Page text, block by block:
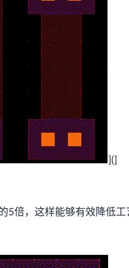
](]
5倍，这样能够有效降低工